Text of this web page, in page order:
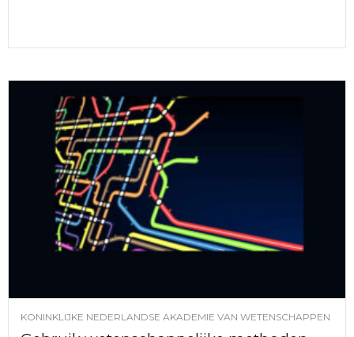
KONINKLIJKE NEDERLANDSE AKADEMIE VAN WETENSCHAPPEN